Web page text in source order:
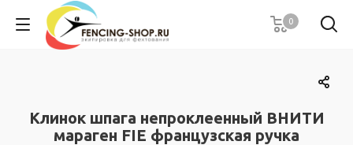
0
Клинок шпага непроклеенный ВНИТИ
мараген FIE французская ручка